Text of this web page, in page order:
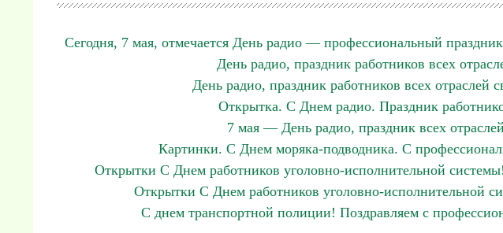
Сегодня, 7 мая, отмечается День радио — профессиональный праздник
День радио, праздник работников всех
День радио, праздник работников всех отраслей
Открытка. С Днем радио. Праздник
7 мая — День радио, праздник всех
Картинки. С Днем моряка-подводника. С
Открытки С Днем работников уголовно-исполнительной
Открытки С Днем работников уголовно-исполнительной
С днем транспортной полиции! Поздравляем с